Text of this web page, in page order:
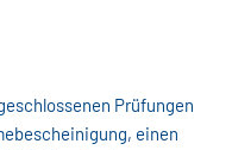
Prüfungen
einen